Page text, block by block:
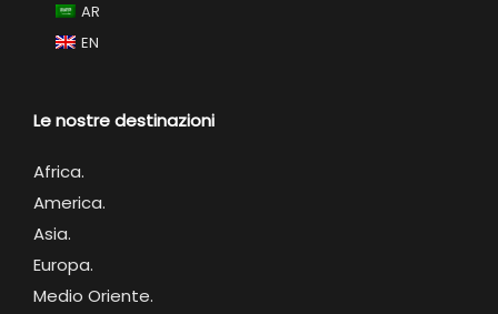
AR
EN
Le nostre destinazioni
Africa.
America.
Asia.
Europa.
Medio Oriente.